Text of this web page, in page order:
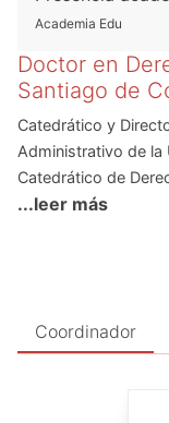
Academia Edu
Doctor en
Santiago de
Catedrático y
Administrativo de la
Catedrático de
La Coruña. Profesor
Administrativas.
Instituto
de la Universidad
...leer más
Coordinador